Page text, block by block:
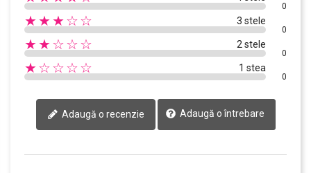
0
★★★☆☆ 3 stele
0
★★☆☆☆ 2 stele
0
★☆☆☆☆ 1 stea
0
Adaugă o recenzie Adaugă o întrebare